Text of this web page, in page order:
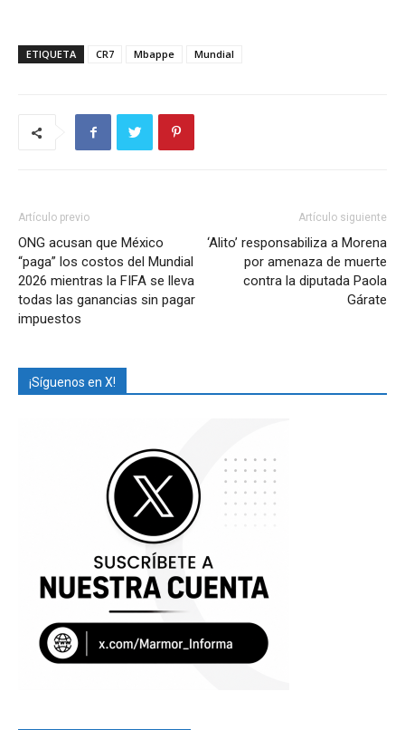
ETIQUETA CR7 Mbappe Mundial
Artículo previo
ONG acusan que México
“paga” los costos del Mundial
2026 mientras la FIFA se lleva
todas las ganancias sin pagar
impuestos
Artículo siguiente
‘Alito’ responsabiliza a Morena
por amenaza de muerte
contra la diputada Paola
Gárate
¡Síguenos en X!